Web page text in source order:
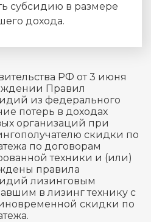
субсидию в размере
дохода.
РФ от 3 июня
Правил
из федерального
потерь в доходах
организаций при
скидки по
по договорам
техники и (или)
правила
лизинговым
в лизинг технику с
скидки по